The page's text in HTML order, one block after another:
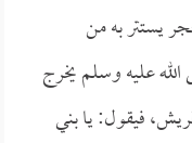
يستتر به من
عليه وسلم يخرج
فيقول: يا بني